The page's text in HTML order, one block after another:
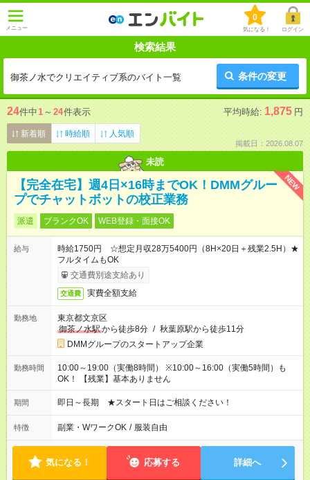
メニュー
0
気になる！ ログイン
検索結果
御茶ノ水でクリエイティブ系のバイト一覧 条件の変更
24件中1 ～ 24件表示 平均時給: 1,875 円
新着順 時給順 人気順
掲載日：2026.08.07
未読
NEW
【完全在宅】週4日×16時までOK！DMMグルー
プでチャットボットの校正業務
派遣 ブランクOK WEB登録・面接OK
給与
時給1750円 ☆想定月収28万5400円（8H×20日＋残業2.5H）★
フルタイムもOK
交通費別途支給あり
交通費 実費全額支給
勤務地
東京都文京区
御茶ノ水駅から徒歩8分 / 秋葉原駅から徒歩11分
DMMグループのスタートアップ企業
勤務時間
10:00～19:00（実働8時間） ※10:00～16:00（実働5時間）も
OK！ 【残業】基本ありません
期間 即日～長期 ★スタート日はご相談ください！
特徴 副業・WワークOK / 服装自由
気になる！ 応募する 詳細へ